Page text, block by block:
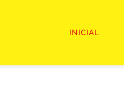
INICIAL